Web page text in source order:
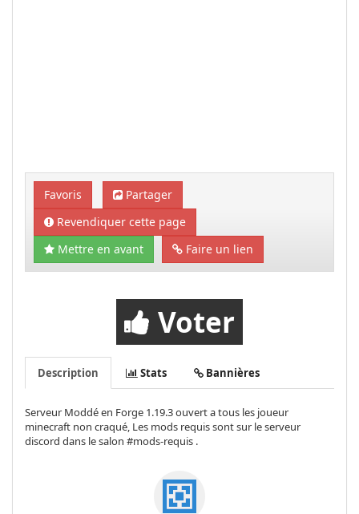
Favoris
Partager
Revendiquer cette page
Mettre en avant
Faire un lien
Voter
Description Stats Bannières
Serveur Moddé en Forge 1.19.3 ouvert a tous les joueur
minecraft non craqué, Les mods requis sont sur le serveur
discord dans le salon #mods-requis .